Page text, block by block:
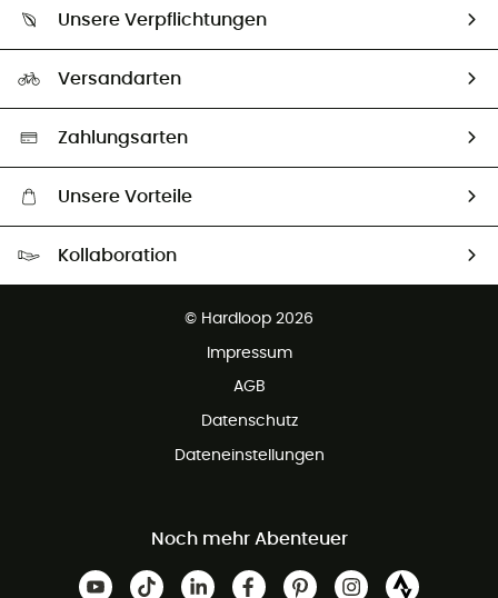
Größentabelle
Vertrag widerrufen
Unsere Botschafter
Unsere Verpflichtungen
Auswahl an nachhaltigen Produkten
Versandarten
Zahlungsarten
Unsere Vorteile
Kollaboration
© Hardloop 2026
Impressum
AGB
Datenschutz
Dateneinstellungen
Noch mehr Abenteuer